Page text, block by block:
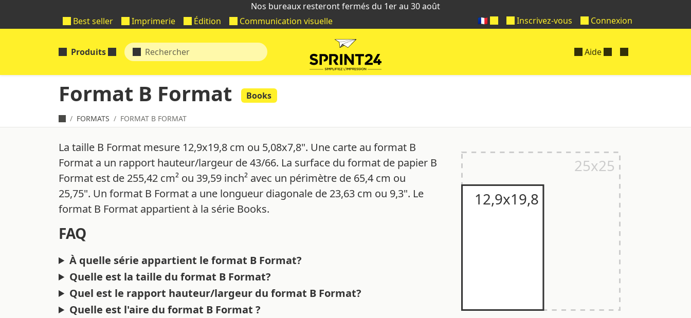
Nos bureaux resteront fermés du 1er au 30 août
Best seller
Imprimerie Édition Communication visuelle Inscrivez-vous Connexion
🇫🇷
Produits Aide
Format B Format Books
FORMATS FORMAT B FORMAT
La taille B Format mesure 12,9x19,8 cm ou 5,08x7,8". Une carte au format B
Format a un rapport hauteur/largeur de 43/66. La surface du format de papier B
Format est de 255,42 cm² ou 39,59 inch² avec un périmètre de 65,4 cm ou
25,75". Un format B Format a une longueur diagonale de 23,63 cm ou 9,3". Le
format B Format appartient à la série Books.
FAQ
À quelle série appartient le format B Format?
Quelle est la taille du format B Format?
Quel est le rapport hauteur/largeur du format B Format?
Quelle est l'aire du format B Format ?